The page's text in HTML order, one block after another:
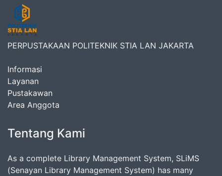
PERPUSTAKAAN POLITEKNIK STIA LAN JAKARTA
Informasi
Layanan
Pustakawan
Area Anggota
Tentang Kami
As a complete Library Management System, SLiMS
(Senayan Library Management System) has many